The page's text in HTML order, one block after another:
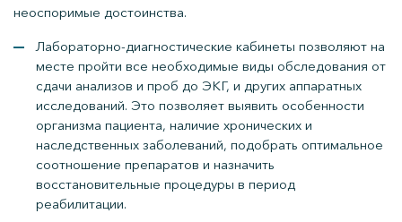
неоспоримые достоинства.
Лабораторно-диагностические кабинеты позволяют на
месте пройти все необходимые виды обследования от
сдачи анализов и проб до ЭКГ, и других аппаратных
исследований. Это позволяет выявить особенности
организма пациента, наличие хронических и
наследственных заболеваний, подобрать оптимальное
соотношение препаратов и назначить
восстановительные процедуры в период
реабилитации.